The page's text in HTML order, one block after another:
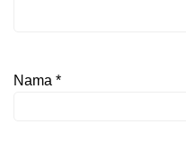
Nama *